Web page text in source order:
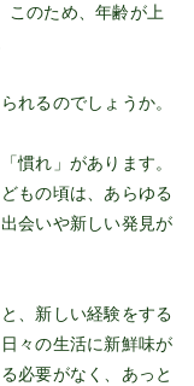
このため、年齢が上
れるのでしょうか。
慣れ」があります。
もの頃は、あらゆる
会いや新しい発見が
、新しい経験をする
々の生活に新鮮味が
必要がなく、あっと